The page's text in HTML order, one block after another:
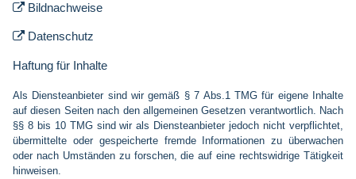
 Bildnachweise
 Datenschutz
Haftung für Inhalte
Als Diensteanbieter sind wir gemäß § 7 Abs.1 TMG für eigene Inhalte
auf diesen Seiten nach den allgemeinen Gesetzen verantwortlich. Nach
§§ 8 bis 10 TMG sind wir als Diensteanbieter jedoch nicht verpflichtet,
übermittelte oder gespeicherte fremde Informationen zu überwachen
oder nach Umständen zu forschen, die auf eine rechtswidrige Tätigkeit
hinweisen.